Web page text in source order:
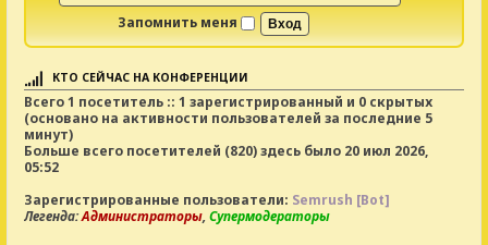
Запомнить меня
КТО СЕЙЧАС НА КОНФЕРЕНЦИИ
Всего1 посетитель :: 1 зарегистрированный и 0 скрытых
(основано на активности пользователей за последние 5
минут)
Больше всего посетителей (820) здесь было 20 июл 2026,
05:52
Зарегистрированные пользователи: Semrush [Bot]
Легенда:Администраторы,Супермодераторы